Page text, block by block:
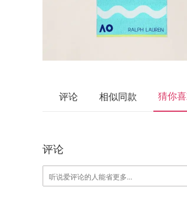
评论 相似同款 猜你
评论